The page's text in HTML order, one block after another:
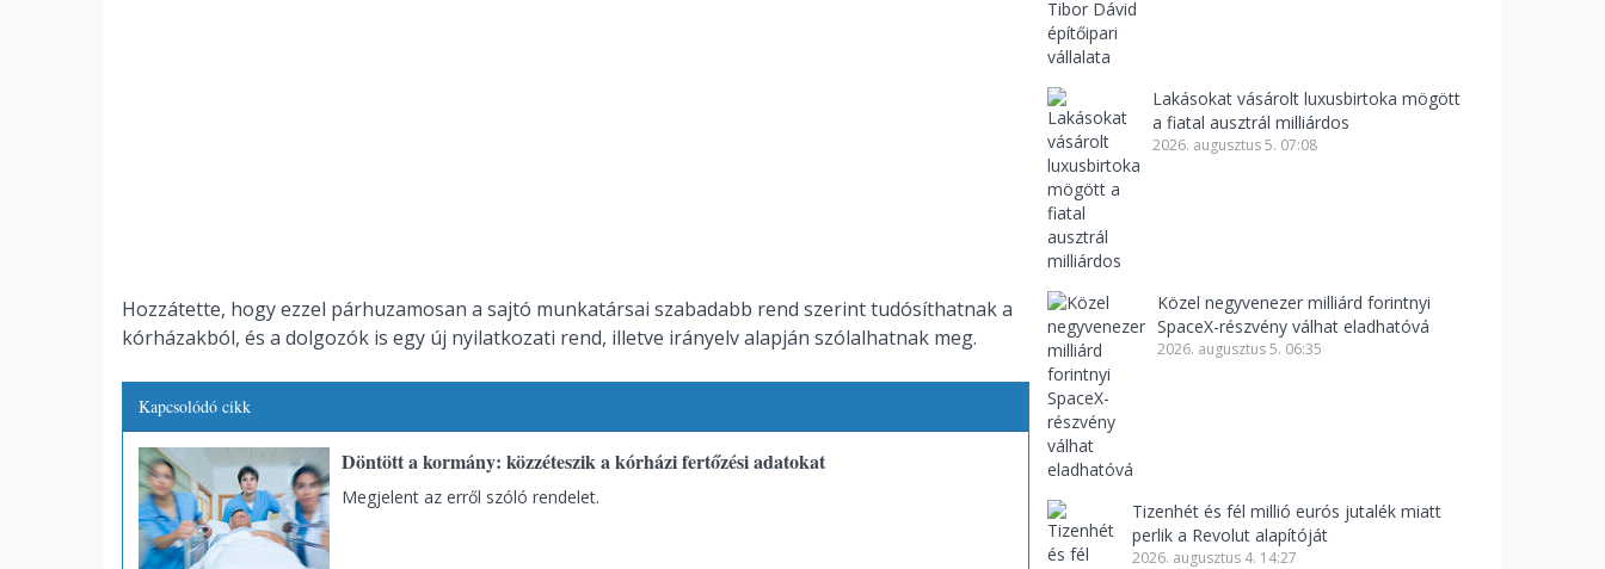
Hozzátette, hogy ezzel párhuzamosan a sajtó munkatársai szabadabb rend szerint tudósíthatnak a
kórházakból, és a dolgozók is egy új nyilatkozati rend, illetve irányelv alapján szólalhatnak meg.
Kapcsolódó cikk
Döntött a kormány: közzéteszik a kórházi fertőzési adatokat
Megjelent az erről szóló rendelet.
Lakásokat vásárolt luxusbirtoka mögött
a fiatal ausztrál milliárdos
2026. augusztus 5. 07:08
Közel negyvenezer milliárd forintnyi
SpaceX-részvény válhat eladhatóvá
2026. augusztus 5. 06:35
Tizenhét és fél millió eurós jutalék miatt
perlik a Revolut alapítóját
2026. augusztus 4. 14:27